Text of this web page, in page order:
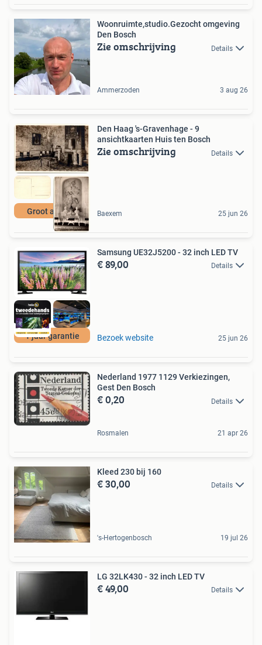
Woonruimte,studio.Gezocht omgeving
Den Bosch
Zie omschrijving Details
Ammerzoden 3 aug 26
Groot aanbod
Den Haag 's-Gravenhage - 9
ansichtkaarten Huis ten Bosch
Zie omschrijving Details
Baexem 25 jun 26
1 jaar garantie
Samsung UE32J5200 - 32 inch LED TV
€ 89,00 Details
Bezoek website 25 jun 26
Nederland 1977 1129 Verkiezingen,
Gest Den Bosch
€ 0,20 Details
Rosmalen 21 apr 26
Kleed 230 bij 160
€ 30,00 Details
's-Hertogenbosch 19 jul 26
LG 32LK430 - 32 inch LED TV
€ 49,00 Details